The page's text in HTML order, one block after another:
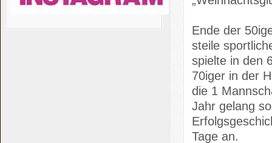
Ende der
steile
spielte in den
70iger in der
die 1
Jahr gelang
Tage an.